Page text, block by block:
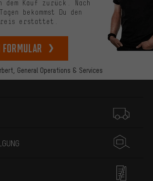
General Operations & Services
dem Kauf zurück. Nach
bekommst Du den
erstattet.
Formular